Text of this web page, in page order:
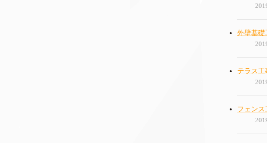
外壁基礎
テラス工
フェンス